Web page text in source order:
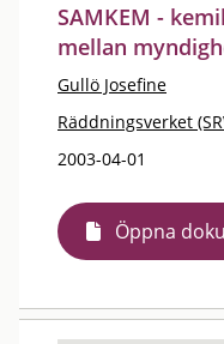
SAMKEM -
mellan
Gullö Josefine
Räddningsverket
2003-04-01
Öppna